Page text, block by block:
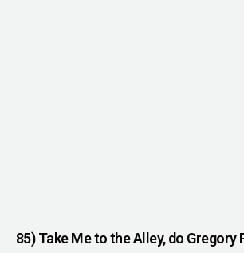
85) Take Me to the Alley, do Gregory